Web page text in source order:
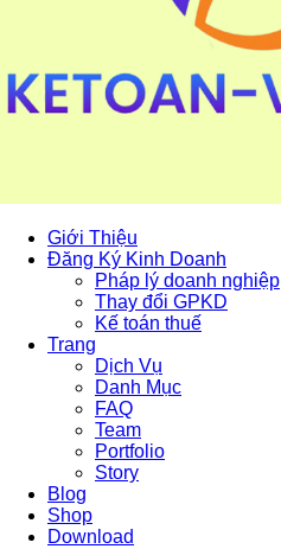
Giới Thiệu
Đăng Ký Kinh Doanh
Pháp lý doanh nghiệp
Thay đổi GPKD
Kế toán thuế
Trang
Dịch Vụ
Danh Mục
FAQ
Team
Portfolio
Story
Blog
Shop
Download